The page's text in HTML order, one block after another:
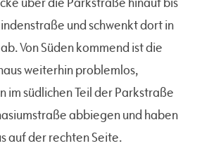
und schwenkt dort in
Von Süden kommend ist die
weiterhin problemlos,
im südlichen Teil der Parkstraße
abbiegen und haben
auf der rechten Seite.